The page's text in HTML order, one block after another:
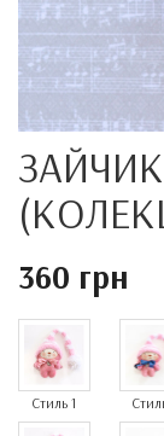
360 грн
Стиль 1